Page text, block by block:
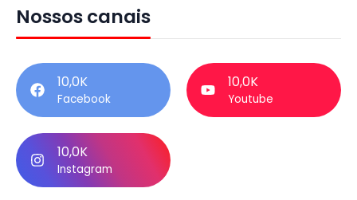
Nossos canais
10,0K
Facebook
10,0K
Youtube
10,0K
Instagram